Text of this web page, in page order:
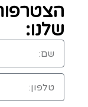
שלנו: